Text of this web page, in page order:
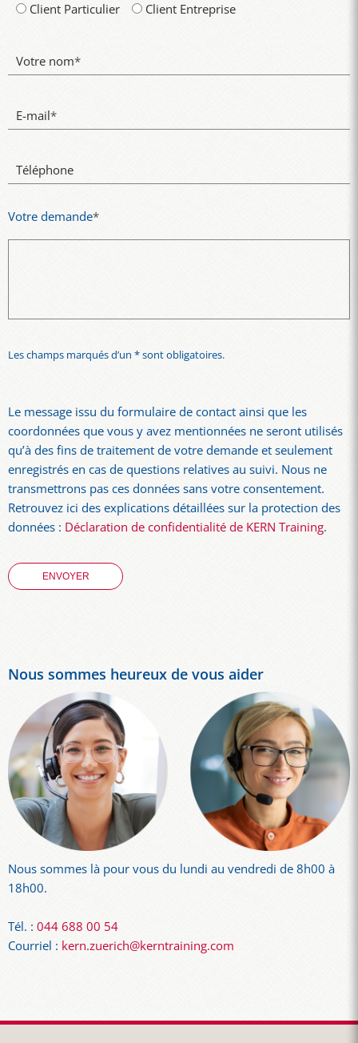
Client Particulier
Client Entreprise
Votre nom*
E-mail*
Téléphone
Votre demande*
Les champs marqués d’un * sont obligatoires.
Le message issu du formulaire de contact ainsi que les
coordonnées que vous y avez mentionnées ne seront utilisés
qu’à des fins de traitement de votre demande et seulement
enregistrés en cas de questions relatives au suivi. Nous ne
transmettrons pas ces données sans votre consentement.
Retrouvez ici des explications détaillées sur la protection des
données : Déclaration de confidentialité de KERN Training.
Nous sommes heureux de vous aider
Nous sommes là pour vous du lundi au vendredi de 8h00 à
18h00.
Tél. : 044 688 00 54
Courriel : kern.zuerich@kerntraining.com